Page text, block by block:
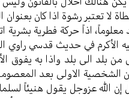
لا تعتبر رشوة اذا كان بعنوان
اذاً حركة فطرية بشرية
الأكرم في حديث قدسي راوي
من بلد الى بلد واذا به يفوق
الشخصية الاولى بعد
الله عزوجل يقول هنيئاً